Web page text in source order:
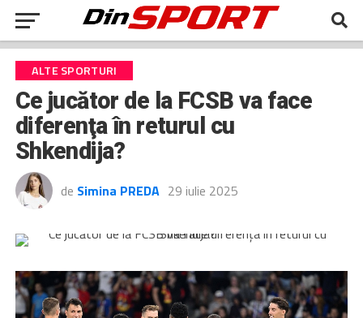
ALTE SPORTURI
Ce jucător de la FCSB va face
diferenţa în returul cu
Shkendija?
de Simina PREDA 29 iulie 2025